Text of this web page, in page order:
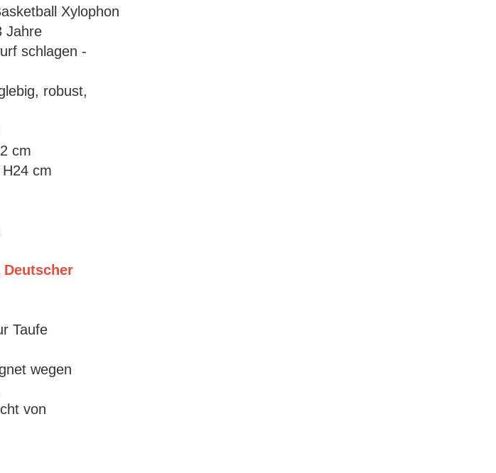
Xylophon
Jahre
schlagen -
robust,
cm
cm
Deutscher
Taufe
wegen
von